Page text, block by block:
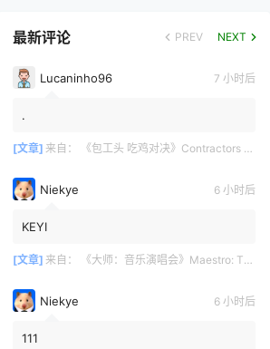
最新评论 PREV NEXT
Lucaninho96 7 小时后
.
[文章] 来自： 《包工头 吃鸡对决》Contractors Showdown
Niekye 6 小时后
KEYI
[文章] 来自： 《大师：音乐演唱会》Maestro: The Masterclass
Niekye 6 小时后
111